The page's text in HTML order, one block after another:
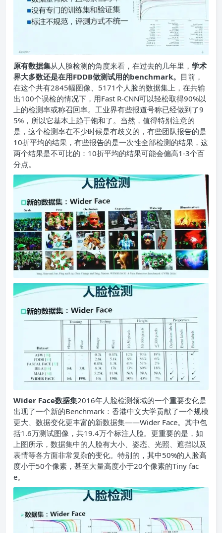
原有数据集从人脸检测的角度来看，在过去的几年里， 学术
界大多数还是在用FDDB做测试用的benchmark。 目前，
在这个共有2845幅图像、5171个人脸的数据集上，在共输
出100个误检的情况下，用Fast R-CNN可以轻松取得90%以
上的检测率或称召回率。工业界有些报道号称已经做到了9
5%，所以它基本上趋于饱和了。当然，值得特别注意的
是，这个检测率在不少时候是有歧义的，有些团队报告的是
10折平均的结果，有些报告的是一次性全部检测的结果，这
两个结果是不可比的：10折平均的结果可能会偏高1-3个百
分点。
Wider Face数据集2016年人脸检测领域的一个重要变化是
出现了一个新的Benchmark：香港中文大学贡献了一个规模
更大、数据变化更丰富的新数据集——Wider Face。其中包
括1.6万测试图像，共19.4万个标注人脸。更重要的是，如
上图所示，数据集中的人脸有大小、姿态、光照、遮挡以及
表情等各方面非常复杂的变化。特别的，其中50%的人脸高
度小于50个像素，甚至大量高度小于20个像素的Tiny fac
e。